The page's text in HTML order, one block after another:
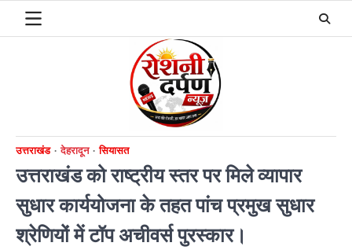
उत्तराखंड देहरादून सियासत
उत्तराखंड को राष्ट्रीय स्तर पर मिले व्यापार
सुधार कार्ययोजना के तहत पांच प्रमुख सुधार
श्रेणियों में टॉप अचीवर्स पुरस्कार।